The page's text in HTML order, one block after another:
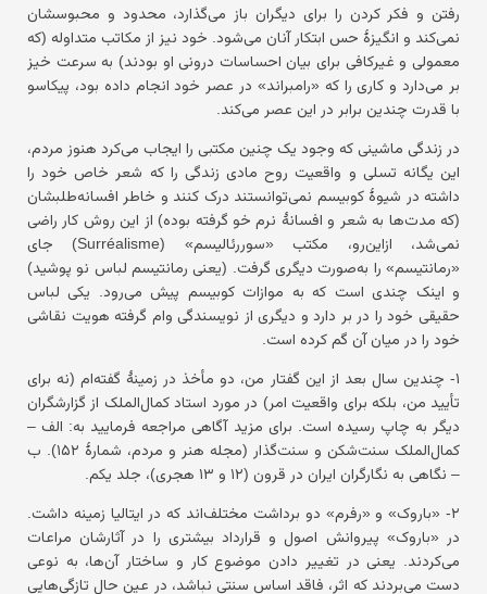
رفتن و فکر کردن را برای دیگران باز می‌گذارد، محدود و محبوسشان
نمی‌کند و انگیزهٔ حس ابتکار آنان می‌شود. خود نیز از مکاتب متداوله (که
معمولی و غیرکافی برای بیان احساسات درونی او بودند) به سرعت خیز
بر می‌دارد و کاری را که «رامبراند» در عصر خود انجام داده بود، پیکاسو
با قدرت چندین برابر در این عصر می‌کند.
در زندگی ماشینی که وجود یک چنین مکتبی را ایجاب می‌کرد هنوز مردم،
این یگانه تسلی و واقعیت روح مادی زندگی را که شعر خاص خود را
داشته در شیوهٔ کوبیسم نمی‌توانستند درک کنند و خاطر افسانه‌طلبشان
(که مدت‌ها به شعر و افسانهٔ نرم خو گرفته بوده) از این روش کار راضی
نمی‌شد، ازاین‌رو، مکتب «سوررئالیسم» (Surréalisme) جای
«رمانتیسم» را به‌صورت دیگری گرفت. (یعنی رمانتیسم لباس نو پوشید)
و اینک چندی است که به موازات کوبیسم پیش می‌رود. یکی لباس
حقیقی خود را در بر دارد و دیگری از نویسندگی وام گرفته هویت نقاشی
خود را در میان آن گم کرده است.
۱- چندین سال بعد از این گفتار من، دو مأخذ در زمینهٔ گفته‌ام (نه برای
تأیید من، بلکه برای واقعیت امر) در مورد استاد کمال‌الملک از گزارشگران
دیگر به چاپ رسیده است. برای مزید آگاهی مراجعه فرمایید به: الف –
کمال‌الملک سنت‌شکن و سنت‌گذار (مجله هنر و مردم، شمارهٔ ۱۵۲). ب
– نگاهی به نگارگران ایران در قرون (۱۲ و ۱۳ هجری)، جلد یکم.
۲- «باروک» و «رفرم» دو برداشت مختلف‌اند که در ایتالیا زمینه داشت.
در «باروک» پیروانش اصول و قرارداد بیشتری را در آثارشان مراعات
می‌کردند. یعنی در تغییر دادن موضوع کار و ساختار آن‌ها، به نوعی
دست می‌بردند که اثر، فاقد اساس سنتی نباشد، در عین حال تازگی‌هایی